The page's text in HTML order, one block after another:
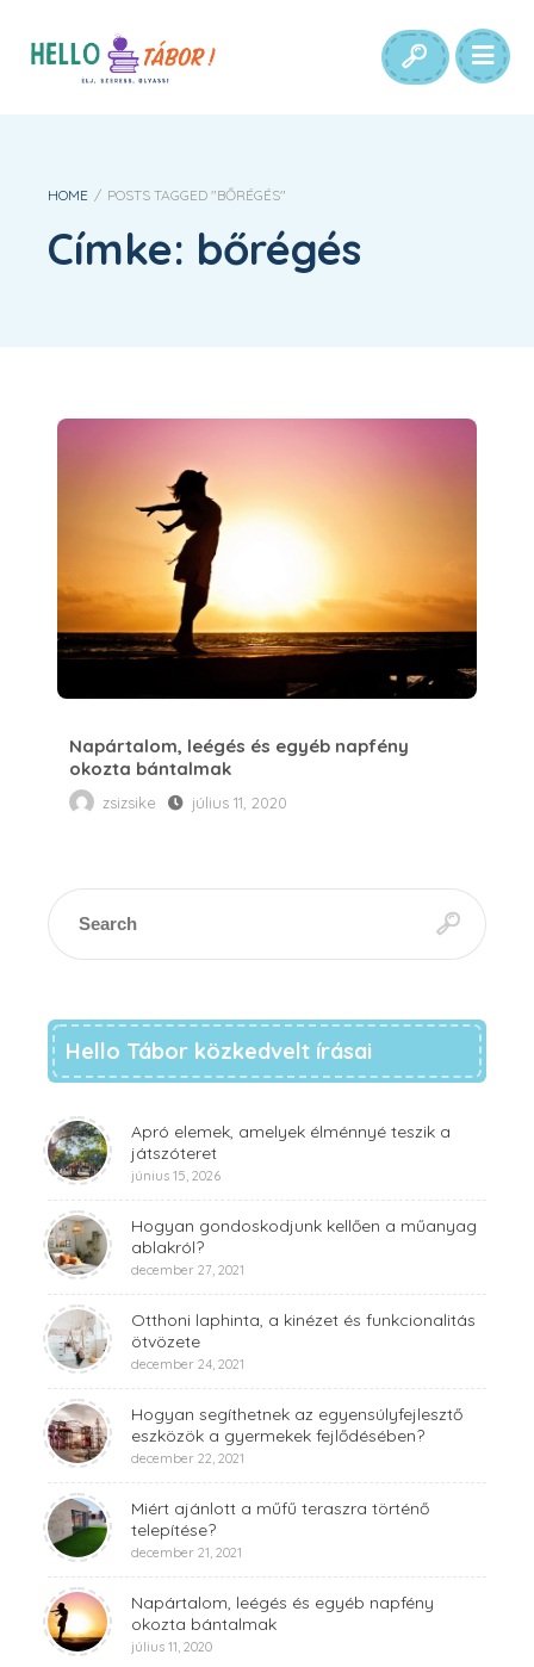
HOME / POSTS TAGGED "BŐRÉGÉS"
Címke: bőrégés
Napártalom, leégés és egyéb napfény
okozta bántalmak
zsizsike július 11, 2020
Hello Tábor közkedvelt írásai
Apró elemek, amelyek élménnyé teszik a
játszóteret
június 15, 2026
Hogyan gondoskodjunk kellően a műanyag
ablakról?
december 27, 2021
Otthoni laphinta, a kinézet és funkcionalitás
ötvözete
december 24, 2021
Hogyan segíthetnek az egyensúlyfejlesztő
eszközök a gyermekek fejlődésében?
december 22, 2021
Miért ajánlott a műfű teraszra történő
telepítése?
december 21, 2021
Napártalom, leégés és egyéb napfény
okozta bántalmak
július 11, 2020